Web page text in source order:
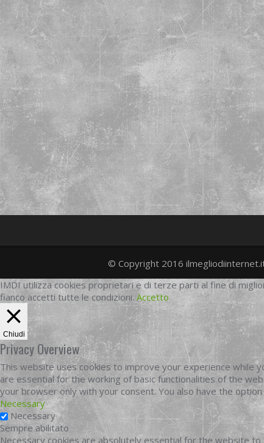
© Copyright 2016
IMDI utilizza cookies proprietari e di terze parti al fine di
fianco accetti tutte le condizioni. Accetto
Chiudi
Privacy Overview
This website uses cookies to improve your experience
are essential for the working of basic functionalities of the
your browser only with your consent. You also have the
Necessary
Necessary
Sempre abilitato
Necessary cookies are absolutely essential for the website